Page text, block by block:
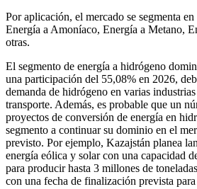
Por aplicación, el mercado se segmenta
Energía a Amoníaco, Energía a Metano,
otras.
El segmento de energía a hidrógeno
una participación del 55,08% en 2026,
demanda de hidrógeno en varias
transporte. Además, es probable que un
proyectos de conversión de energía en
segmento a continuar su dominio en el
previsto. Por ejemplo, Kazajstán planea
energía eólica y solar con una capacidad
para producir hasta 3 millones de
con una fecha de finalización prevista